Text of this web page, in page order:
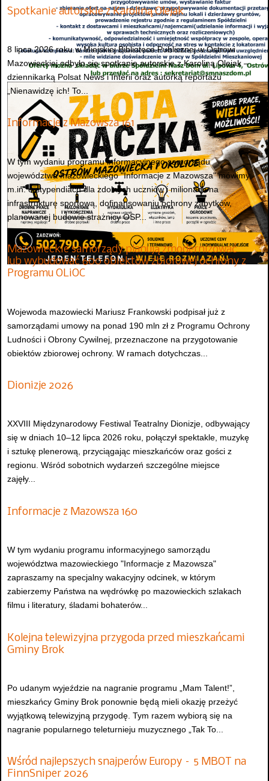
Spotkanie autorskie z Karoliną Olejak
8 lipca 2026 roku w Miejskiej Bibliotece Publicznej w Ostrowi
Mazowieckiej odbyło się spotkanie autorskie z Karoliną Olejak –
dziennikarką Polsat News i Interii oraz autorką reportażu
„Nienawidzę ich! To...
Informacje z Mazowsza 161
W tym wydaniu programu informacyjnego samorządu
województwa mazowieckiego "Informacje z Mazowsza" mówimy
m.in. o stypendiach dla zdolnych uczniów i milionach na
infrastrukturę sportową, dofinansowaniu ochrony zabytków,
planowanej budowie strażnicy OSP...
Mazowieckie samorządy planują zmodernizować
lub wybudować 600 obiektów zbiorowej ochrony z
Programu OLiOC
Wojewoda mazowiecki Mariusz Frankowski podpisał już z
samorządami umowy na ponad 190 mln zł z Programu Ochrony
Ludności i Obrony Cywilnej, przeznaczone na przygotowanie
obiektów zbiorowej ochrony. W ramach dotychczas...
Dionizje 2026
XXVIII Międzynarodowy Festiwal Teatralny Dionizje, odbywający
się w dniach 10–12 lipca 2026 roku, połączył spektakle, muzykę
i sztukę plenerową, przyciągając mieszkańców oraz gości z
regionu. Wśród sobotnich wydarzeń szczególne miejsce
zajęły...
Informacje z Mazowsza 160
W tym wydaniu programu informacyjnego samorządu
województwa mazowieckiego "Informacje z Mazowsza"
zapraszamy na specjalny wakacyjny odcinek, w którym
zabierzemy Państwa na wędrówkę po mazowieckich szlakach
filmu i literatury, śladami bohaterów...
Kolejna telewizyjna przygoda przed mieszkańcami
Gminy Brok
Po udanym wyjeździe na nagranie programu „Mam Talent!”,
mieszkańcy Gminy Brok ponownie będą mieli okazję przeżyć
wyjątkową telewizyjną przygodę. Tym razem wybiorą się na
nagranie popularnego teleturnieju muzycznego „Tak To...
Wśród najlepszych snajperów Europy – 5 MBOT na
FinnSniper 2026